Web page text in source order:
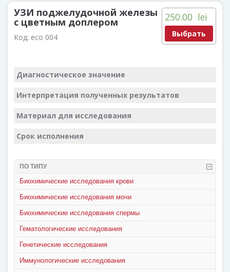
250.00 lei
Выбрать
УЗИ поджелудочной железы
с цветным доплером
Код: eco 004
Диагностическое значение
Интерпретация полученных результатов
Материал для исследования
Срок исполнения
ПО ТИПУ
Биохимические исследования крови
Биохимические исследования мочи
Биохимические исследования спермы
Гематологические исследования
Генетические исследования
Иммунологические исследования